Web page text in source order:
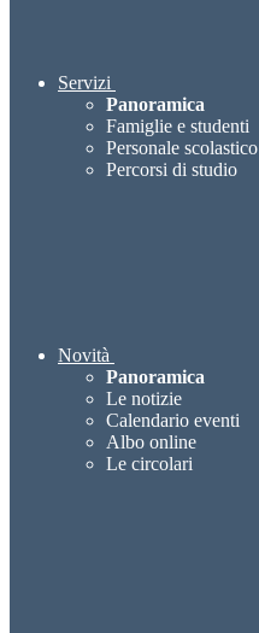
Servizi
Panoramica
Famiglie e studenti
Personale scolastico
Percorsi di studio
Novità
Panoramica
Le notizie
Calendario eventi
Albo online
Le circolari